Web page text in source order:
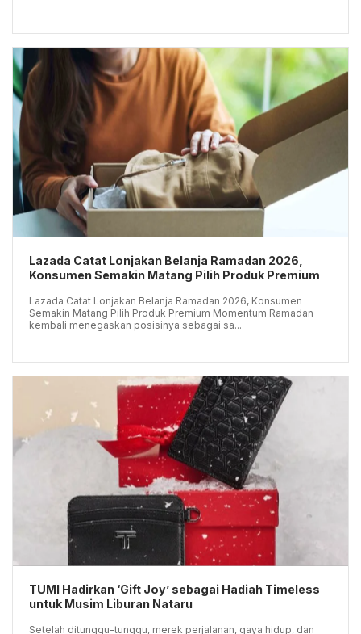
Lazada Catat Lonjakan Belanja Ramadan 2026,
Konsumen Semakin Matang Pilih Produk Premium
Lazada Catat Lonjakan Belanja Ramadan 2026, Konsumen
Semakin Matang Pilih Produk Premium Momentum Ramadan
kembali menegaskan posisinya sebagai sa...
TUMI Hadirkan ‘Gift Joy’ sebagai Hadiah Timeless
untuk Musim Liburan Nataru
Setelah ditunggu-tunggu, merek perjalanan, gaya hidup, dan